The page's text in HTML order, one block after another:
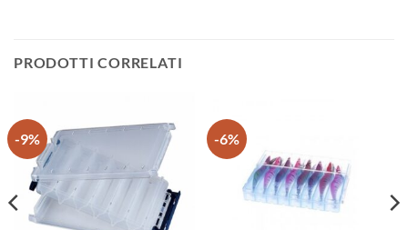
PRODOTTI CORRELATI
-9% -6%